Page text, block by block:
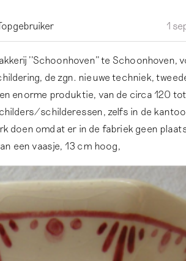
1
''Schoonhoven'' te Schoonhoven,
de zgn. nieuwe techniek,
enorme produktie, van de circa 120
schilderessen, zelfs in de
doen omdat er in de fabriek geen
een vaasje, 13 cm hoog,